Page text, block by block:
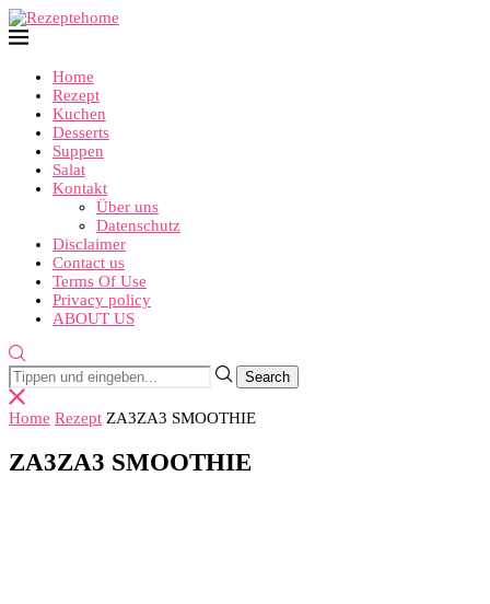
Home
Rezept
Kuchen
Desserts
Suppen
Salat
Kontakt
Über uns
Datenschutz
Disclaimer
Contact us
Terms Of Use
Privacy policy
ABOUT US
Home Rezept ZA3ZA3 SMOOTHIE
ZA3ZA3 SMOOTHIE